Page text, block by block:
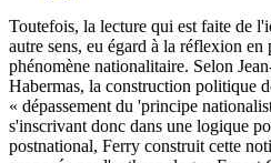
Toutefois, la lecture qui est faite de
autre sens, eu égard à la réflexion
phénomène nationalitaire. Selon
Habermas, la construction politique
« dépassement du 'principe
s'inscrivant donc dans une logique
postnational, Ferry construit cette